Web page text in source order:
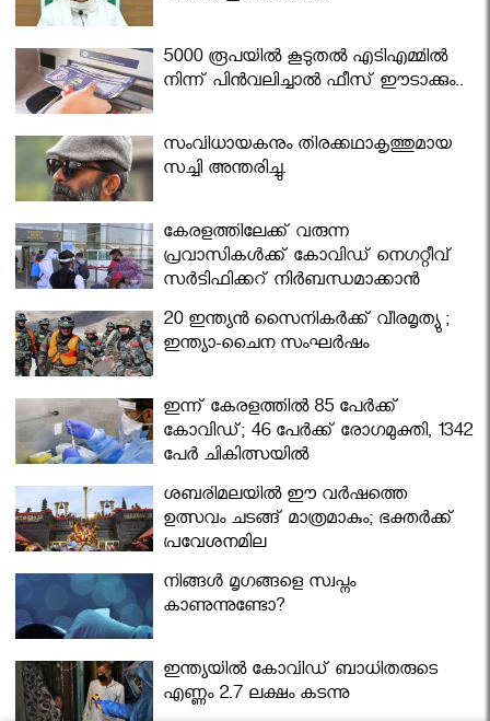
5000 രൂപയിൽ കൂടുതൽ എടിഎമ്മിൽ
നിന്ന് പിൻവലിച്ചാൽ ഫീസ് ഈടാക്കും..
സംവിധായകനും തിരക്കഥാകൃത്തുമായ
സച്ചി അന്തരിച്ചു.
കേരളത്തിലേക്ക് വരുന്ന
പ്രവാസികള്‍ക്ക് കോവിഡ് നെഗറ്റീവ്
സര്‍ട്ടിഫിക്കറ്റ് നിർബന്ധമാക്കാൻ
മന്ത്രിസഭ
20 ഇന്ത്യൻ സൈനികർക്ക് വീരമൃത്യു ;
ഇന്ത്യാ-ചൈന സംഘർഷം
ഇന്ന് കേരളത്തിൽ 85 പേർക്ക്
കോവിഡ്; 46 പേർക്ക് രോഗമുക്തി, 1342
പേർ ചികിത്സയിൽ
ശബരിമലയില്‍ ഈ വർഷത്തെ
ഉത്സവം ചടങ്ങ് മാത്രമാകും; ഭക്തർക്ക്
പ്രവേശനമില്ല
നിങ്ങള്‍ മൃഗങ്ങളെ സ്വപ്നം
കാണുന്നുണ്ടോ?
ഇന്ത്യയിൽ കോവിഡ് ബാധിതരുടെ
എണ്ണം 2.7 ലക്ഷം കടന്നു